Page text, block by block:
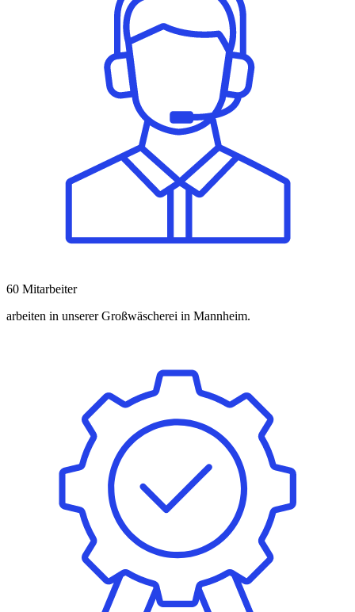
60 Mitarbeiter
arbeiten in unserer Großwäscherei in Mannheim.